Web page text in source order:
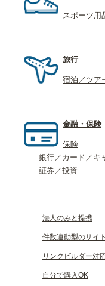
スポーツ用
旅行
宿泊／ツア
金融・保険
保険
銀行／カード／キ
証券／投資
法人のみと提携
件数連動型のサイト
リンクビルダー対
自分で購入OK